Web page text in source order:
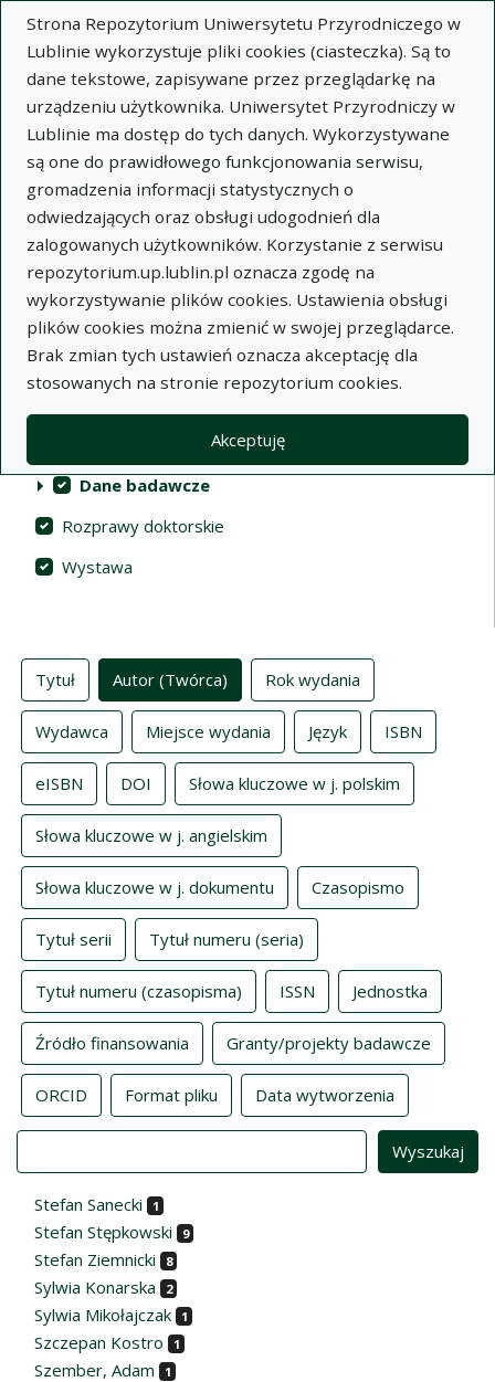
Strona Repozytorium Uniwersytetu Przyrodniczego w
Lublinie wykorzystuje pliki cookies (ciasteczka). Są to
dane tekstowe, zapisywane przez przeglądarkę na
urządzeniu użytkownika. Uniwersytet Przyrodniczy w
Lublinie ma dostęp do tych danych. Wykorzystywane
są one do prawidłowego funkcjonowania serwisu,
gromadzenia informacji statystycznych o
odwiedzających oraz obsługi udogodnień dla
zalogowanych użytkowników. Korzystanie z serwisu
repozytorium.up.lublin.pl oznacza zgodę na
wykorzystywanie plików cookies. Ustawienia obsługi
plików cookies można zmienić w swojej przeglądarce.
Brak zmian tych ustawień oznacza akceptację dla
stosowanych na stronie repozytorium cookies.
Akceptuję
Repozytorium Uniwersytetu
Przyrodniczego w Lublinie
Indeksy
Akcje na kolekcjach Wyczyść Zaznacz wszystko
Kolekcje(automatyczne przeładowanie treści)
Publikacje naukowe
Materiały audiowizualne
Dane badawcze
Rozprawy doktorskie
Wystawa
Indeksy
Tytuł Autor (Twórca) Rok wydania
Wydawca Miejsce wydania Język ISBN
eISBN DOI Słowa kluczowe w j. polskim
Słowa kluczowe w j. angielskim
Słowa kluczowe w j. dokumentu Czasopismo
Tytuł serii Tytuł numeru (seria)
Tytuł numeru (czasopisma) ISSN Jednostka
Źródło finansowania Granty/projekty badawcze
ORCID Format pliku Data wytworzenia
Stefan Sanecki 1
Stefan Stępkowski 9
Stefan Ziemnicki 8
Sylwia Konarska 2
Sylwia Mikołajczak 1
Szczepan Kostro 1
Szember, Adam 1